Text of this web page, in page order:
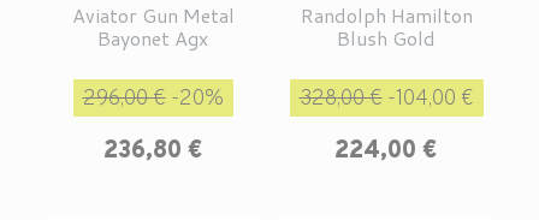
Aviator Gun Metal
Bayonet Agx
Prix de base
296,00 €-20%
236,80 €
Randolph Hamilton
Blush Gold
Prix de base
328,00 €-104,00 €
224,00 €